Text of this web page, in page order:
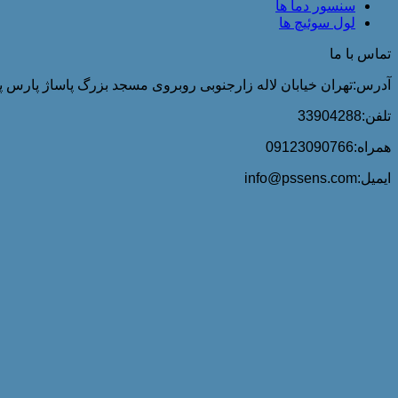
سنسور دما ها
لول سوئیچ ها
تماس با ما
آدرس:تهران خیابان لاله زارجنوبی روبروی مسجد بزرگ پاساژ پارس
تلفن:33904288
همراه:09123090766
ایمیل:info@pssens.com